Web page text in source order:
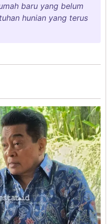
baru yang belum
hunian yang terus